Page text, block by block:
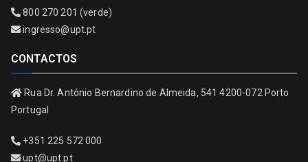
800 270 201 (verde)
ingresso@upt.pt
CONTACTOS
Rua Dr. António Bernardino de Almeida, 541 4200-072 Porto
Portugal
+351 225 572 000
upt@upt.pt